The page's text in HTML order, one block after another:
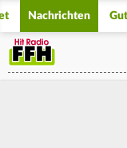
Nachrichten